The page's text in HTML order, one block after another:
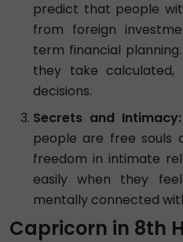
predict that people
from foreign
term financial
they take calculated,
decisions.
Secrets and Intimacy:
people are free souls
freedom in intimate
easily when they
mentally connected
Capricorn in 8th